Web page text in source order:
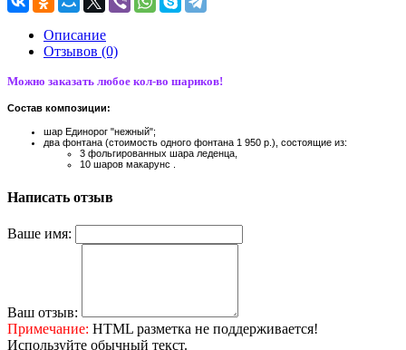
Описание
Отзывов (0)
Можно заказать любое кол-во шариков!
Состав композиции:
шар Единорог "нежный";
два фонтана (стоимость одного фонтана 1 950 р.), состоящие из:
3 фольгированных шара леденца,
10 шаров макарунс .
Написать отзыв
Ваше имя:
Ваш отзыв:
Примечание: HTML разметка не поддерживается!
Используйте обычный текст.